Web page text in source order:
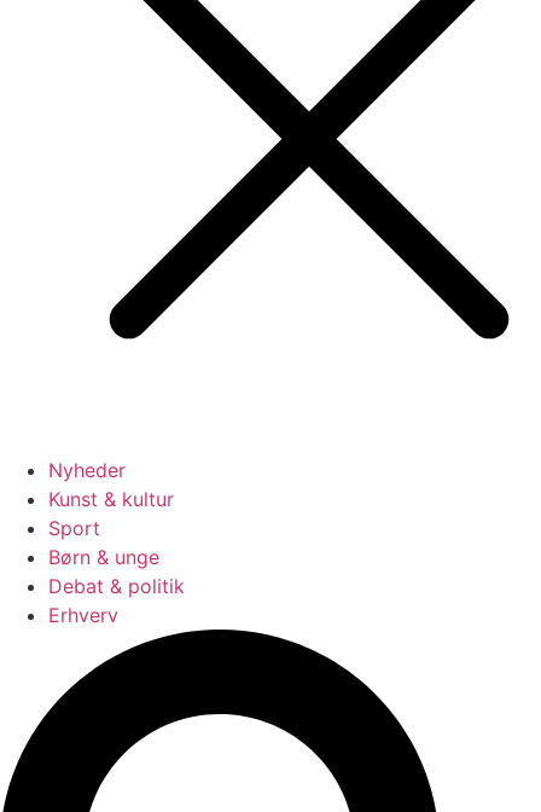
Nyheder
Kunst & kultur
Sport
Børn & unge
Debat & politik
Erhverv